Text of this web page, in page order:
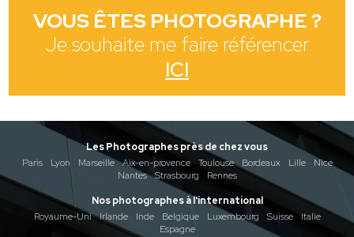
VOUS ÊTES PHOTOGRAPHE ?
Je souhaite me faire référencer
ICI
Les Photographes près de chez vous
Paris
Lyon Marseille Aix-en-provence Toulouse Bordeaux Lille
Nice
Nantes
Strasbourg
Rennes
Nos photographes à l'international
Royaume-Uni
Irlande Inde Belgique Luxembourg Suisse
Italie
Espagne